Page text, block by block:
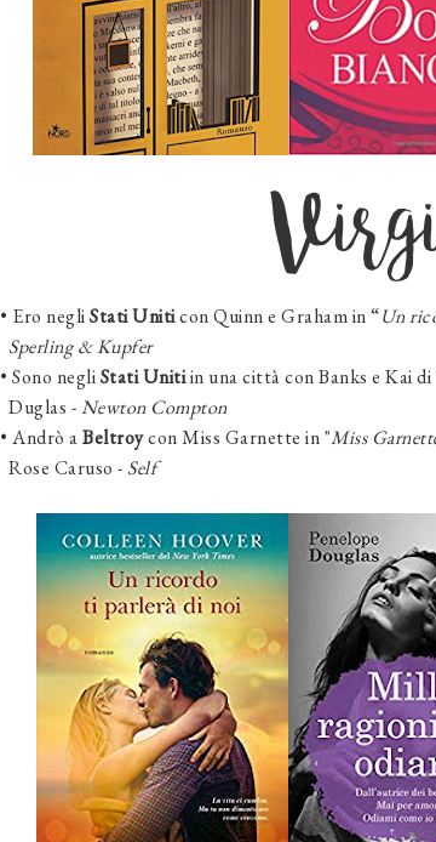
• Ero negliStati Uniticon Quinn e Graham in “Un
Sperling & Kupfer
• Sono negliStati Unitiin una città con Banks e Kai di
Duglas - Newton Compton
• Andrò aBeltroycon Miss Garnette in "Miss
Rose Caruso - Self